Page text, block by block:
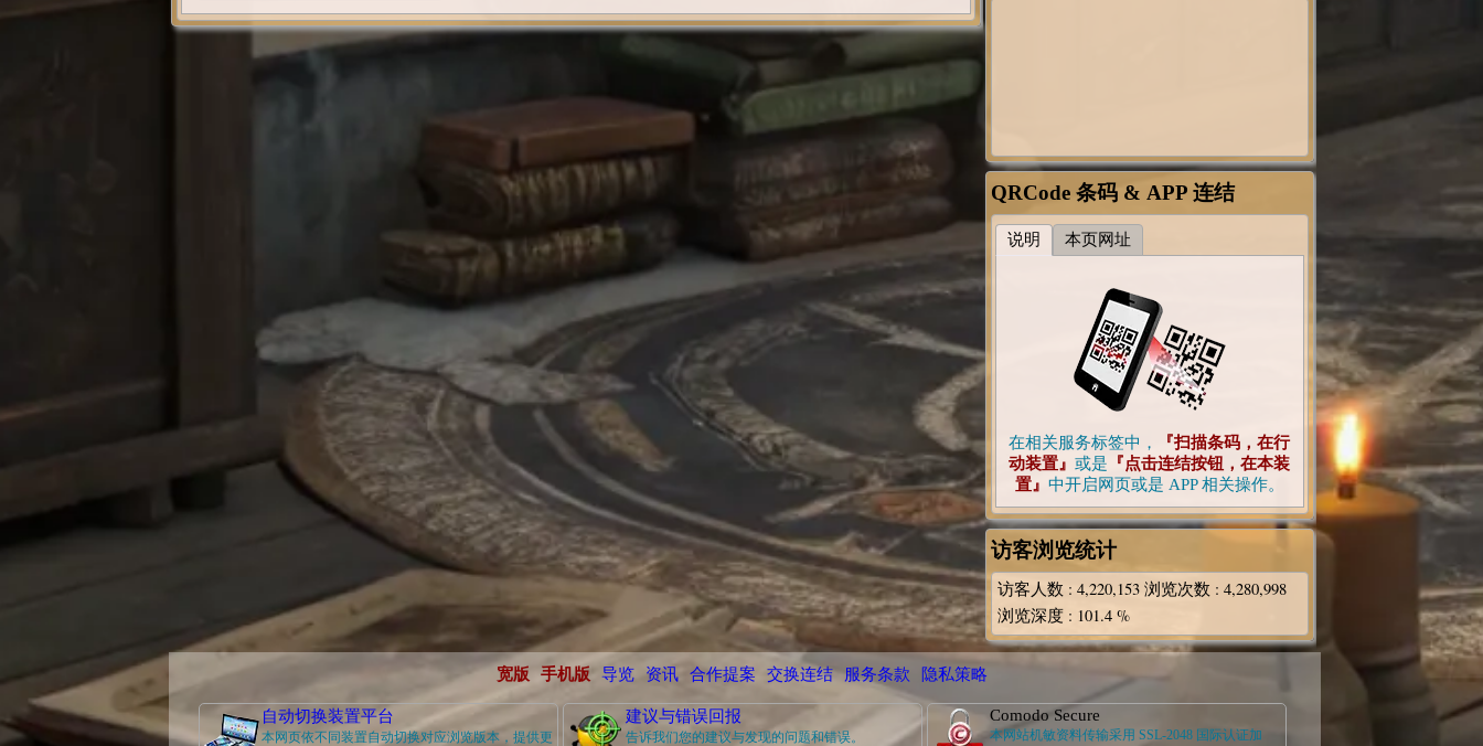
QRCode 条码 & APP 连结
说明 本页网址
在相关服务标签中，
『扫描条码，在行
动装置』 或是 『点击连结按钮，在本装
置』 中开启网页或是 APP 相关操作。
访客浏览统计
访客人数 : 4,220,153 浏览次数 : 4,280,998
浏览深度: 101.4 %
宽版 手机版 导览 资讯 合作提案 交换连结 服务条款 隐私策略
自动切换装置平台
本网页依不同装置自动切换对应浏览版本，提供更
建议与错误回报
告诉我们您的建议与发现的问题和错误。
Comodo Secure
本网站机敏资料传输采用 SSL-2048 国际认证加